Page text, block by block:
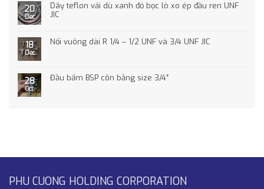
20
Dec
Dây teflon vải dù xanh đỏ bọc lò xo ép đầu ren UNF
JIC
18
Dec
Nối vuông dài R 1/4 – 1/2 UNF và 3/4 UNF JIC
28
Oct
Đầu bấm BSP côn bằng size 3/4″
PHU CUONG HOLDING CORPORATION